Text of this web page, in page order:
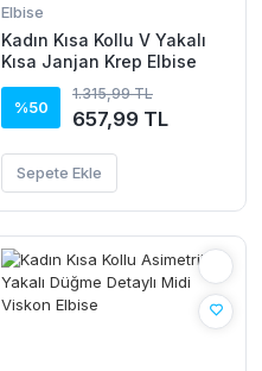
Elbise
Kadın Kısa Kollu V Yakalı
Kısa Janjan Krep Elbise
%50
1.315,99 TL
657,99 TL
Sepete Ekle